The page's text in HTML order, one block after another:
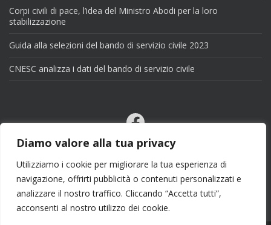
Diamo valore alla tua privacy
Utilizziamo i cookie per migliorare la tua esperienza di
navigazione, offrirti pubblicità o contenuti personalizzati e
analizzare il nostro traffico. Cliccando “Accetta tutti”,
acconsenti al nostro utilizzo dei cookie.
Corpi civili di pace, l’idea del Ministro Abodi per la loro
stabilizzazione
Guida alla selezioni del bando di servizio civile 2023
CNESC analizza i dati del bando di servizio civile
Facebook
Email
X